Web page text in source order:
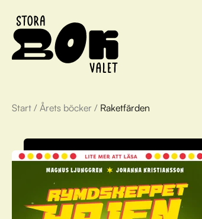
Start / Årets böcker / Raketfärden